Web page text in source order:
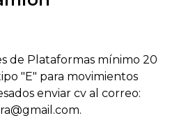
de Plataformas mínimo 20
"E" para movimientos
enviar cv al correo: